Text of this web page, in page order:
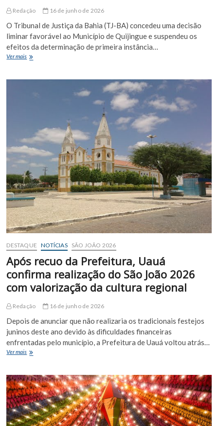
Redação 16 de junho de 2026
O Tribunal de Justiça da Bahia (TJ-BA) concedeu uma decisão
liminar favorável ao Município de Quijingue e suspendeu os
efeitos da determinação de primeira instância…
Ver maisTJ-
João
de
Quijingue
autoriza
realização
normal
da
festa
DESTAQUE NOTÍCIAS SÃO JOÃO 2026
Após recuo da Prefeitura, Uauá
confirma realização do São João 2026
com valorização da cultura regional
Redação 16 de junho de 2026
Depois de anunciar que não realizaria os tradicionais festejos
juninos deste ano devido às dificuldades financeiras
enfrentadas pelo município, a Prefeitura de Uauá voltou atrás…
Ver maisApós
Prefeitura,
Uauá
confirma
realização
do
São